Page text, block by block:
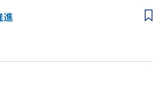
やキャンペーンとの連携、共同イニシアチブ
四半期レビューを主導し、Microsoftリソー
提案、デモ、戦略的案件管理
スポンサーとして参画、または新しいGTMを
進